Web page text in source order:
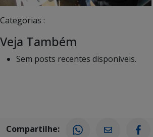
Categorias :
Veja Também
Sem posts recentes disponíveis.
Compartilhe: